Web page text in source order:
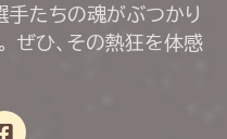
手たちの魂がぶつかり
ぜひ、その熱狂を体感